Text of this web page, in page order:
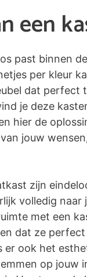
een
past binnen
per kleur
dat perfect
je deze
hier de
jouw
zijn
volledig naar
met een
dat ze
er ook het
op jouw